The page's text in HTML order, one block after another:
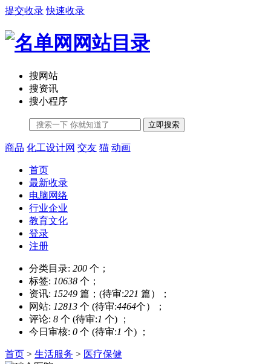
提交收录 快速收录
搜网站
搜资讯
搜小程序
立即搜索
商品 化工设计网 交友 猫 动画
首页
最新收录
电脑网络
行业企业
教育文化
登录
注册
分类目录: 200 个；
标签: 10638 个；
资讯: 15249 篇；(待审:221 篇）；
网站: 12813 个 (待审:4464个）；
评论: 8 个 (待审:1 个) ；
今日审核: 0 个 (待审:1 个) ；
首页 > 生活服务 > 医疗保健